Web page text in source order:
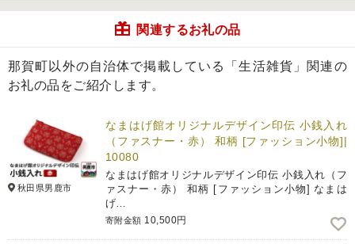
関連するお礼の品
那賀町以外の自治体で掲載している「生活雑貨」関連の
お礼の品をご紹介します。
秋田県男鹿市
なまはげ館オリジナルデザイン印伝 小銭入れ
（ファスナー・赤） 和柄 [ファッション小物]|
10080
なまはげ館オリジナルデザイン印伝 小銭入れ（フ
ァスナー・赤） 和柄 [ファッション小物] なまは
げ…
寄附金額 10,500円